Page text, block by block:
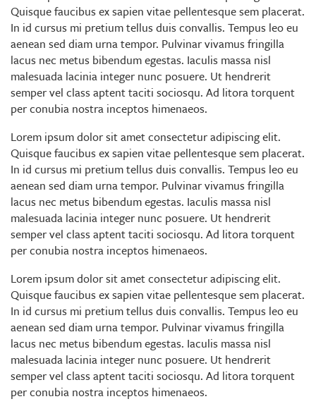
Quisque faucibus ex sapien vitae pellentesque sem placerat.
In id cursus mi pretium tellus duis convallis. Tempus leo eu
aenean sed diam urna tempor. Pulvinar vivamus fringilla
lacus nec metus bibendum egestas. Iaculis massa nisl
malesuada lacinia integer nunc posuere. Ut hendrerit
semper vel class aptent taciti sociosqu. Ad litora torquent
per conubia nostra inceptos himenaeos.
Lorem ipsum dolor sit amet consectetur adipiscing elit.
Quisque faucibus ex sapien vitae pellentesque sem placerat.
In id cursus mi pretium tellus duis convallis. Tempus leo eu
aenean sed diam urna tempor. Pulvinar vivamus fringilla
lacus nec metus bibendum egestas. Iaculis massa nisl
malesuada lacinia integer nunc posuere. Ut hendrerit
semper vel class aptent taciti sociosqu. Ad litora torquent
per conubia nostra inceptos himenaeos.
Lorem ipsum dolor sit amet consectetur adipiscing elit.
Quisque faucibus ex sapien vitae pellentesque sem placerat.
In id cursus mi pretium tellus duis convallis. Tempus leo eu
aenean sed diam urna tempor. Pulvinar vivamus fringilla
lacus nec metus bibendum egestas. Iaculis massa nisl
malesuada lacinia integer nunc posuere. Ut hendrerit
semper vel class aptent taciti sociosqu. Ad litora torquent
per conubia nostra inceptos himenaeos.